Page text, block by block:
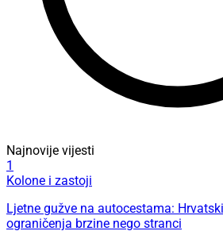
Najnovije vijesti
1
Kolone i zastoji
Ljetne gužve na autocestama:
ograničenja brzine nego stranci